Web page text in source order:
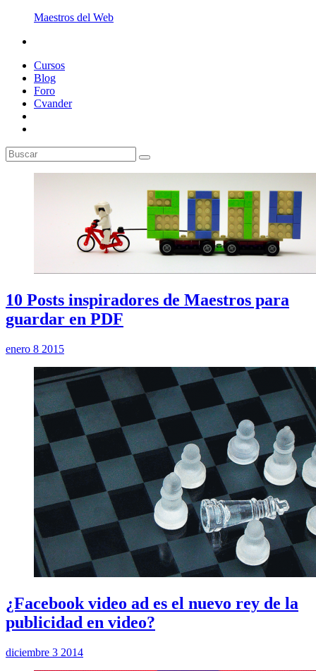
Maestros del Web
Cursos
Blog
Foro
Cvander
10 Posts inspiradores de Maestros para
guardar en PDF
enero 8 2015
¿Facebook video ad es el nuevo rey de la
publicidad en video?
diciembre 3 2014